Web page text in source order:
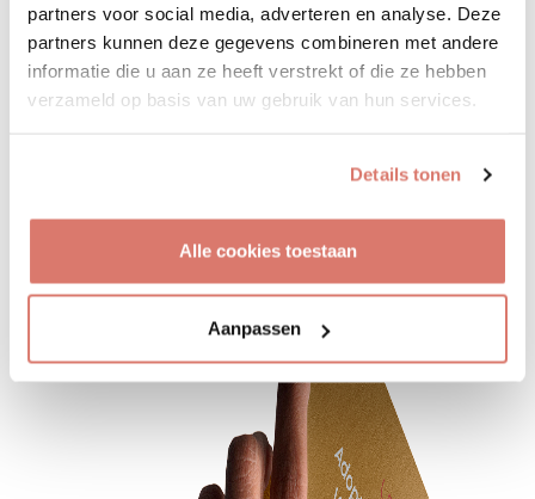
partners voor social media, adverteren en analyse. Deze
partners kunnen deze gegevens combineren met andere
informatie die u aan ze heeft verstrekt of die ze hebben
verzameld op basis van uw gebruik van hun services.
Details tonen
Alle cookies toestaan
Aanpassen
verwelkomen of herplaatsen is de prettigste manier
voor mens en dier.
Tips & tricks over het zoeken en herplaatsen van een
Adoptie handboek